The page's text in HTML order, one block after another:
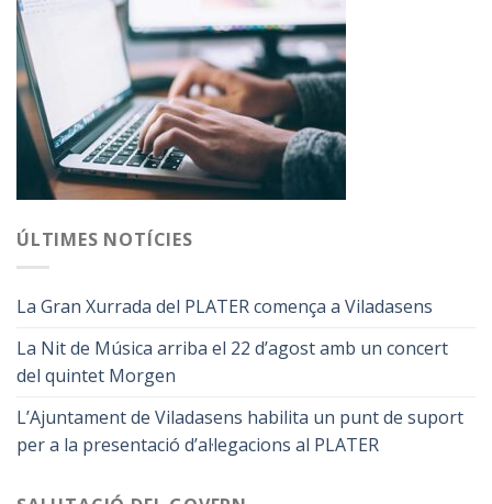
ÚLTIMES NOTÍCIES
La Gran Xurrada del PLATER comença a Viladasens
La Nit de Música arriba el 22 d’agost amb un concert
del quintet Morgen
L’Ajuntament de Viladasens habilita un punt de suport
per a la presentació d’al·legacions al PLATER